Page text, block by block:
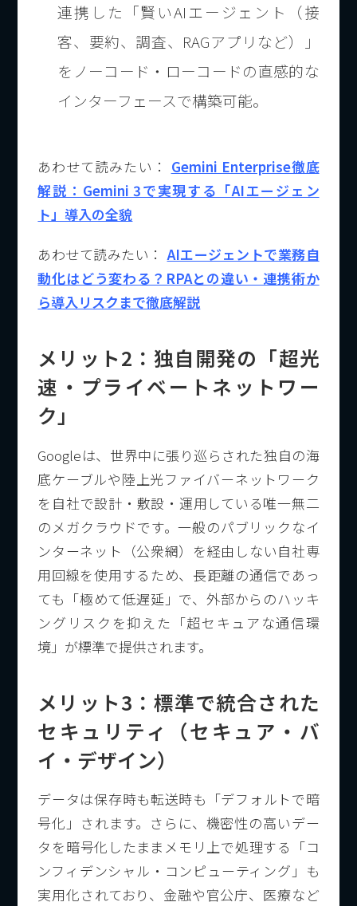
連携した「賢いAIエージェント（接
客、要約、調査、RAGアプリなど）」
をノーコード・ローコードの直感的な
インターフェースで構築可能。
あわせて読みたい： Gemini Enterprise徹底
解説：Gemini 3で実現する「AIエージェン
ト」導入の全貌
あわせて読みたい： AIエージェントで業務自
動化はどう変わる？RPAとの違い・連携術か
ら導入リスクまで徹底解説
メリット2：独自開発の「超光
速・プライベートネットワー
ク」
Googleは、世界中に張り巡らされた独自の海
底ケーブルや陸上光ファイバーネットワーク
を自社で設計・敷設・運用している唯一無二
のメガクラウドです。一般のパブリックなイ
ンターネット（公衆網）を経由しない自社専
用回線を使用するため、長距離の通信であっ
ても「極めて低遅延」で、外部からのハッキ
ングリスクを抑えた「超セキュアな通信環
境」が標準で提供されます。
メリット3：標準で統合された
セキュリティ（セキュア・バ
イ・デザイン）
データは保存時も転送時も「デフォルトで暗
号化」されます。さらに、機密性の高いデー
タを暗号化したままメモリ上で処理する「コ
ンフィデンシャル・コンピューティング」も
実用化されており、金融や官公庁、医療など